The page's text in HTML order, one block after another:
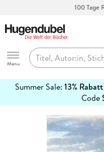
Hugendubel
Menu
Summer Sale: 13% Rabatt
Code
erfahren